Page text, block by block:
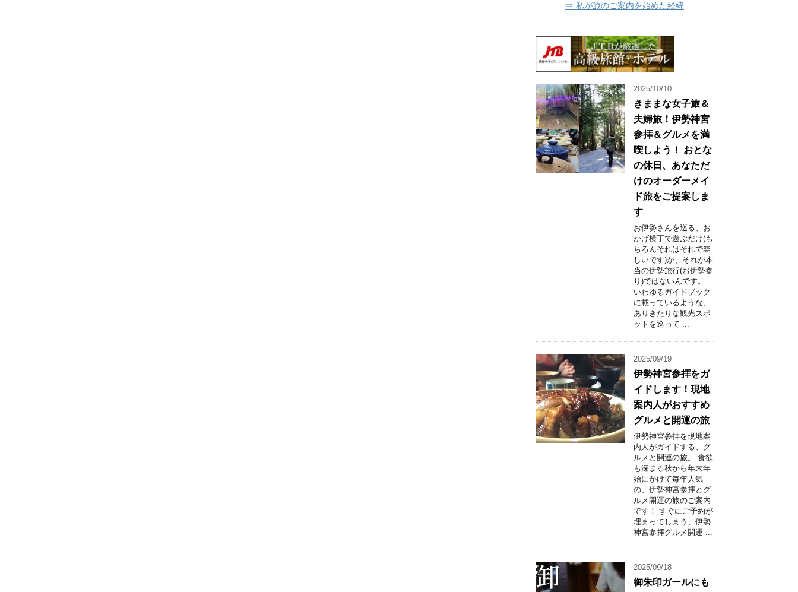
⇒ 私が旅のご案内を始めた経緯
2025/10/10
きままな女子旅＆
夫婦旅！伊勢神宮
参拝＆グルメを満
喫しよう！ おとな
の休日、あなただ
けのオーダーメイ
ド旅をご提案しま
す
お伊勢さんを巡る、お
かげ横丁で遊ぶだけ(も
ちろんそれはそれで楽
しいです)が、それが本
当の伊勢旅行(お伊勢参
り)ではないんです。
いわゆるガイドブック
に載っているような、
ありきたりな観光スポ
ットを巡って ...
2025/09/19
伊勢神宮参拝をガ
イドします！現地
案内人がおすすめ
グルメと開運の旅
伊勢神宮参拝を現地案
内人がガイドする、グ
ルメと開運の旅。 食欲
も深まる秋から年末年
始にかけて毎年人気
の、伊勢神宮参拝とグ
ルメ開運の旅のご案内
です！ すぐにご予約が
埋まってしまう、伊勢
神宮参拝グルメ開運 ...
2025/09/18
御朱印ガールにも